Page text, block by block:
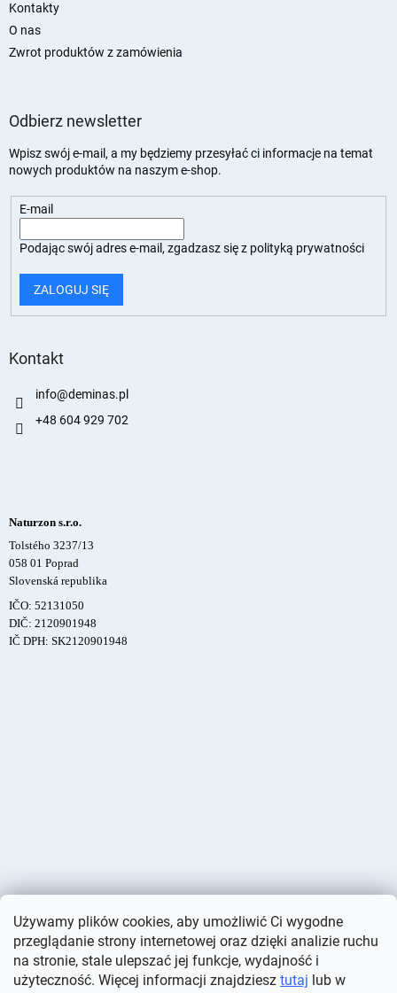
Używamy plików cookies, aby umożliwić Ci wygodne
przeglądanie strony internetowej oraz dzięki analizie ruchu
na stronie, stale ulepszać jej funkcje, wydajność i
użyteczność. Więcej informacji znajdziesz tutaj lub w
Kontakty
O nas
Zwrot produktów z zamówienia
Odbierz newsletter
Wpisz swój e-mail, a my będziemy przesyłać ci informacje na temat
nowych produktów na naszym e-shop.
E-mail
Podając swój adres e-mail, zgadzasz się z polityką prywatności
ZALOGUJ SIĘ
Kontakt
info@deminas.pl
+48 604 929 702
Naturzon s.r.o.
Tolstého 3237/13
058 01 Poprad
Slovenská republika
IČO: 52131050
DIČ: 2120901948
IČ DPH: SK2120901948